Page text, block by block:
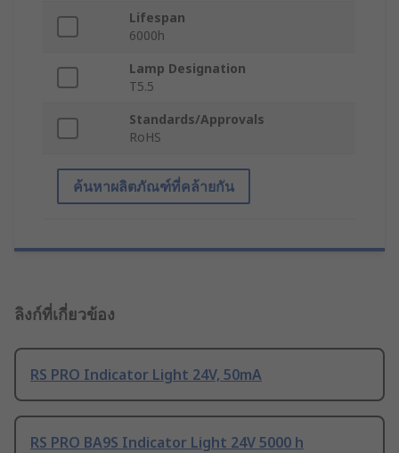
Lifespan
6000h
Lamp Designation
T5.5
Standards/Approvals
RoHS
ค้นหาผลิตภัณฑ์ที่คล้ายกัน
ลิงก์ที่เกี่ยวข้อง
RS PRO Indicator Light 24V, 50mA
RS PRO BA9S Indicator Light 24V 5000 h